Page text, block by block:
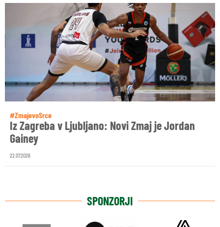
#ZmajevoSrce
Iz Zagreba v Ljubljano: Novi Zmaj je Jordan
Gainey
22.07.2026
SPONZORJI